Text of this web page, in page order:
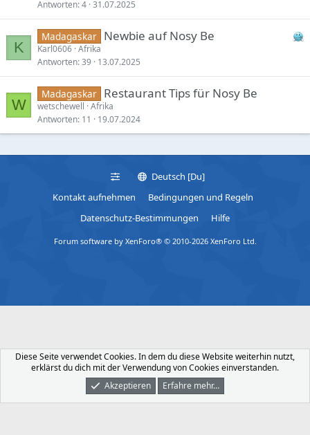
Antworten 4 31.07.2025
K
Madagaskar Newbie auf Nosy Be
Karl0606 Afrika
Antworten 39 13.07.2025
W
Madagaskar Restaurant Tips für Nosy Be
wetschewell Afrika
Antworten 11 19.07.2024
Deutsch [Du]
Kontakt aufnehmen
Bedingungen und Regeln
Datenschutz-Bestimmungen
Hilfe
Forum software by XenForo® © 2010-2026 XenForo Ltd.
Was Ist Neu Dunkler Modus Anmelden
Diese Seite verwendet Cookies. In dem du diese Website weiterhin nutzt,
erklärst du dich mit der Verwendung von Cookies einverstanden.
Akzeptieren
Erfahre mehr…